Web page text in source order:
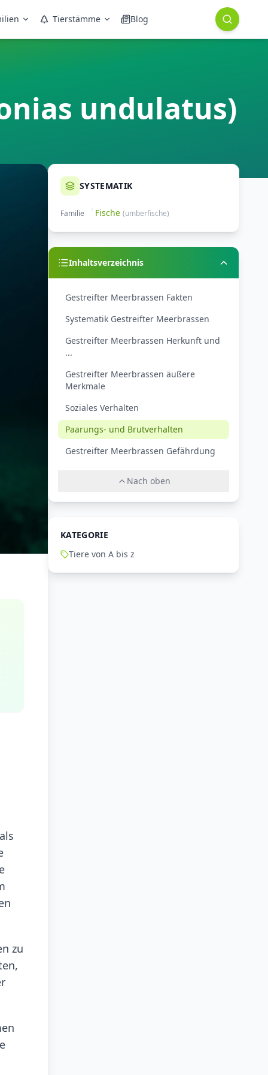
Tierstämme Blog
undulatus)
zu
SYSTEMATIK
Familie Fische (umberfische)
Inhaltsverzeichnis
Gestreifter Meerbrassen Fakten
Systematik Gestreifter Meerbrassen
Gestreifter Meerbrassen Herkunft und
...
Gestreifter Meerbrassen äußere
Merkmale
Soziales Verhalten
Paarungs- und Brutverhalten
Gestreifter Meerbrassen Gefährdung
Nach oben
KATEGORIE
Tiere von A bis z